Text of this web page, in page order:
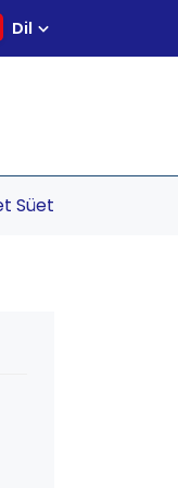
Dil
Süet